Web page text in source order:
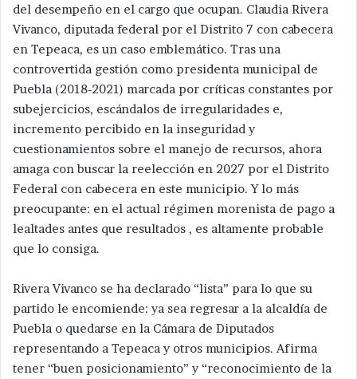
del desempeño en el cargo que ocupan. Claudia Rivera
Vivanco, diputada federal por el Distrito 7 con cabecera
en Tepeaca, es un caso emblemático. Tras una
controvertida gestión como presidenta municipal de
Puebla (2018-2021) marcada por críticas constantes por
subejercicios, escándalos de irregularidades e,
incremento percibido en la inseguridad y
cuestionamientos sobre el manejo de recursos, ahora
amaga con buscar la reelección en 2027 por el Distrito
Federal con cabecera en este municipio. Y lo más
preocupante: en el actual régimen morenista de pago a
lealtades antes que resultados , es altamente probable
que lo consiga.
Rivera Vivanco se ha declarado “lista” para lo que su
partido le encomiende: ya sea regresar a la alcaldía de
Puebla o quedarse en la Cámara de Diputados
representando a Tepeaca y otros municipios. Afirma
tener “buen posicionamiento” y “reconocimiento de la